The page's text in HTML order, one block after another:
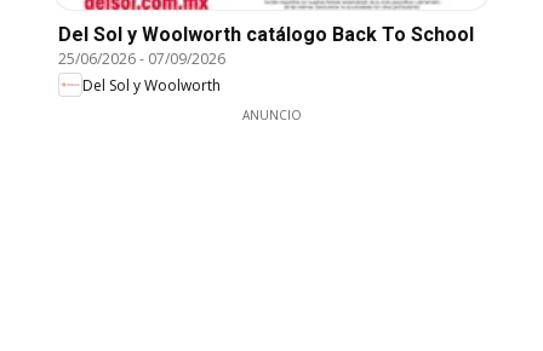
Del Sol y Woolworth catálogo Back To School
25/06/2026- 07/09/2026
Del Sol y Woolworth
ANUNCIO